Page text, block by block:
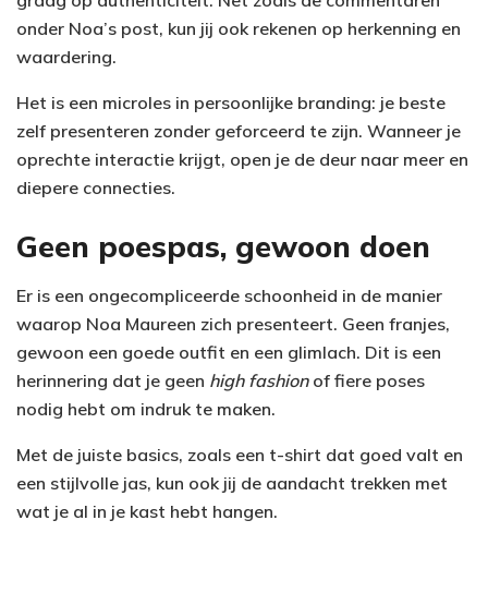
onder Noa’s post, kun jij ook rekenen op herkenning en
waardering.
Het is een microles in persoonlijke branding: je beste
zelf presenteren zonder geforceerd te zijn. Wanneer je
oprechte interactie krijgt, open je de deur naar meer en
diepere connecties.
Geen poespas, gewoon doen
Er is een ongecompliceerde schoonheid in de manier
waarop Noa Maureen zich presenteert. Geen franjes,
gewoon een goede outfit en een glimlach. Dit is een
herinnering dat je geen high fashionof fiere poses
nodig hebt om indruk te maken.
Met de juiste basics, zoals een t-shirt dat goed valt en
een stijlvolle jas, kun ook jij de aandacht trekken met
wat je al in je kast hebt hangen.